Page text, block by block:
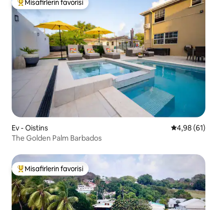
Misafirlerin favorilerinden en beğenilenler arasında
Misafirlerin favorisi
Ev - Oistins 5 üzerinden
4,98 (61)
The Golden Palm Barbados
Misafirlerin favorilerinden en beğenilenler arasında
Misafirlerin favorisi